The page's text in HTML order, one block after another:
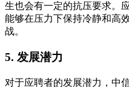
生也会有一定的抗压要求。
能够在压力下保持冷静和高
战。
5. 发展潜力
对于应聘者的发展潜力，中